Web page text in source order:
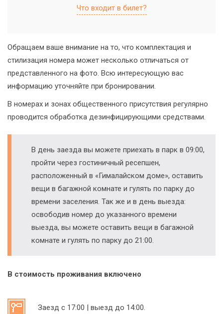
Что входит в билет?
Обращаем ваше внимание на то, что комплектация и
стилизация номера может несколько отличаться от
представленного на фото. Всю интересующую вас
информацию уточняйте при бронировании.
В номерах и зонах общественного присутствия регулярно
проводится обработка дезинфицирующими средствами.
В день заезда вы можете приехать в парк в 09:00,
пройти через гостиничный ресепшен,
расположенный в «Гималайском доме», оставить
вещи в багажной комнате и гулять по парку до
времени заселения. Так же и в день выезда:
освободив номер до указанного времени
выезда, вы можете оставить вещи в багажной
комнате и гулять по парку до 21:00.
В стоимость проживания включено
Заезд с 17:00 | выезд до 14:00.